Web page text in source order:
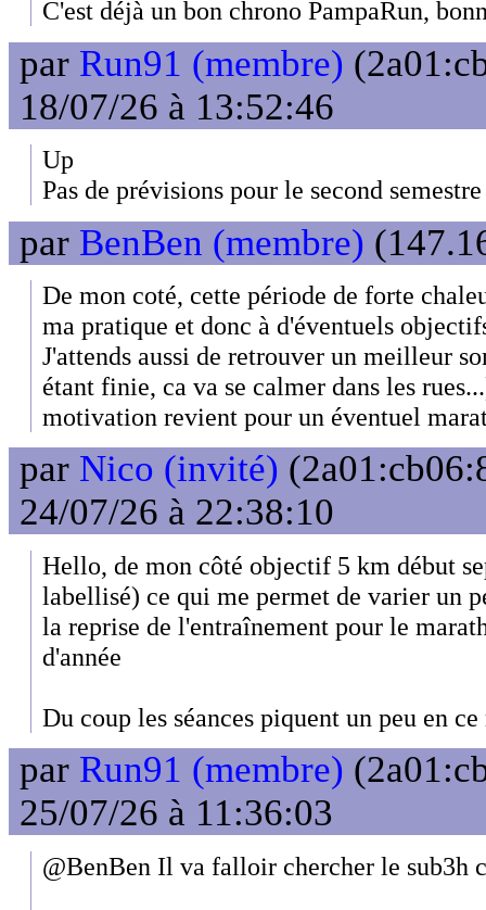
C'est déjà un bon chrono PampaRun,
par Run91 (membre)
18/07/26 à 13:52:46
Up
Pas de prévisions pour le second
par BenBen (membre)
De mon coté, cette période de forte
ma pratique et donc à d'éventuels
J'attends aussi de retrouver un meilleur
étant finie, ca va se calmer dans les
motivation revient pour un éventuel
par Nico (invité)
24/07/26 à 22:38:10
Hello, de mon côté objectif 5 km début
labellisé) ce qui me permet de varier un
la reprise de l'entraînement pour le
d'année
Du coup les séances piquent un peu en
par Run91 (membre)
25/07/26 à 11:36:03
@BenBen Il va falloir chercher le sub3h